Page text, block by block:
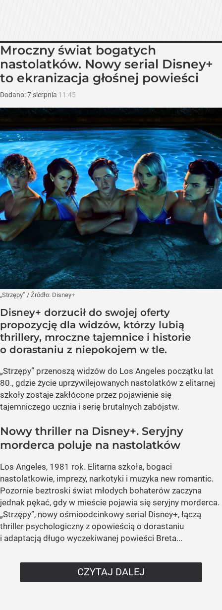
Mroczny świat bogatych
nastolatków. Nowy serial Disney+
to ekranizacja głośnej powieści
Dodano:7 sierpnia 11:45
„Strzępy” / Źródło: Disney+
Disney+ dorzucił do swojej oferty
propozycję dla widzów, którzy lubią
thrillery, mroczne tajemnice i historie
o dorastaniu z niepokojem w tle.
„Strzępy” przenoszą widzów do Los Angeles początku lat
80., gdzie życie uprzywilejowanych nastolatków z elitarnej
szkoły zostaje zakłócone przez pojawienie się
tajemniczego ucznia i serię brutalnych zabójstw.
Nowy thriller na Disney+. Seryjny
morderca poluje na nastolatków
Los Angeles, 1981 rok. Elitarna szkoła, bogaci
nastolatkowie, imprezy, narkotyki i muzyka new romantic.
Pozornie beztroski świat młodych bohaterów zaczyna
jednak pękać, gdy w mieście pojawia się seryjny morderca.
„Strzępy”, nowy ośmioodcinkowy serial Disney+, łączą
thriller psychologiczny z opowieścią o dorastaniu
i adaptacją długo wyczekiwanej powieści Breta...
CZYTAJ DALEJ